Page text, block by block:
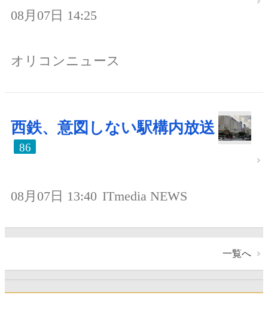
08月07日 14:25
オリコンニュース
西鉄、意図しない駅構内放送
86
08月07日 13:40 ITmedia NEWS
一覧へ